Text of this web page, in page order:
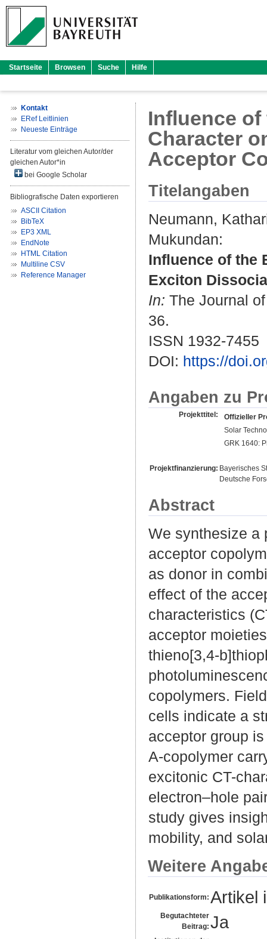
Startseite Browsen Suche Hilfe
Kontakt
ERef Leitlinien
Neueste Einträge
Literatur vom gleichen Autor/der
gleichen Autor*in
bei Google Scholar
Bibliografische Daten exportieren
ASCII Citation
BibTeX
EP3 XML
EndNote
HTML Citation
Multiline CSV
Reference Manager
Influence of
Character
Acceptor
Titelangaben
Neumann,
Mukundan:
Influence of the
Exciton
In: The Journal
36.
ISSN 1932-7455
DOI: https://
Angaben zu
Projekttitel:
Offizieller
Solar
GRK 1640:
Projektfinanzierung: Bayerisches
Deutsche
Abstract
We synthesize a
acceptor
as donor in
effect of the
characteristics
acceptor
thieno[3,4-
copolymers.
cells indicate a
acceptor group
A-copolymer
excitonic CT-
electron–hole
study gives
mobility, and
Weitere
Publikationsform: Artikel
Begutachteter
Beitrag: Ja